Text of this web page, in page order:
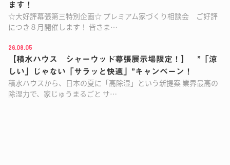
ます！
☆大好評幕張第三特別企画☆ プレミアム家づくり相談会 ご好評
につき８月開催します！ 皆さま…
26.08.05
【積水ハウス シャーウッド幕張展示場限定！】 ”「涼
しい」じゃない「サラッと快適」”キャンペーン！
積水ハウスから、日本の夏に「高除湿」という新提案 業界最高の
除湿力で、家じゅうまるごと サ…